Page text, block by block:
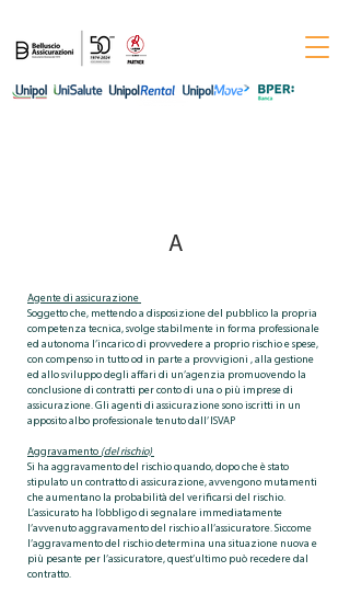
A
Agente di assicurazione
Soggetto che, mettendo a disposizione del pubblico la propria
competenza tecnica, svolge stabilmente in forma professionale
ed autonoma l’incarico di provvedere a proprio rischio e spese,
con compenso in tutto od in parte a provvigioni , alla gestione
ed allo sviluppo degli affari di un’agenzia promuovendo la
conclusione di contratti per conto di una o più imprese di
assicurazione. Gli agenti di assicurazione sono iscritti in un
apposito albo professionale tenuto dall’ ISVAP
Aggravamento (del rischio)
Si ha aggravamento del rischio quando, dopo che è stato
stipulato un contratto di assicurazione, avvengono mutamenti
che aumentano la probabilità del verificarsi del rischio.
L’assicurato ha l’obbligo di segnalare immediatamente
l’avvenuto aggravamento del rischio all’assicuratore. Siccome
l’aggravamento del rischio determina una situazione nuova e
più pesante per l’assicuratore, quest’ultimo può recedere dal
contratto.